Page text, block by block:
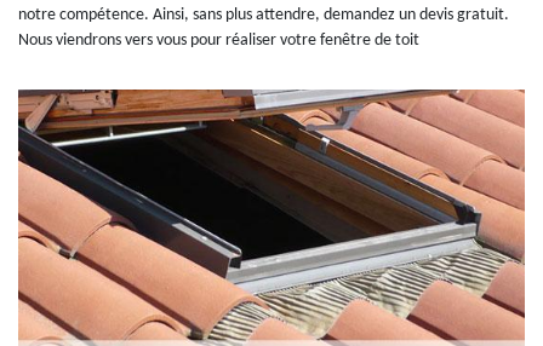
notre compétence. Ainsi, sans plus attendre, demandez un devis gratuit.
Nous viendrons vers vous pour réaliser votre fenêtre de toit